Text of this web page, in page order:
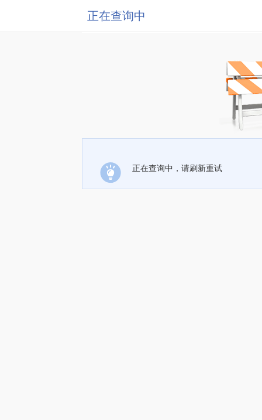
正在查询中
正在查询中，请刷新重试